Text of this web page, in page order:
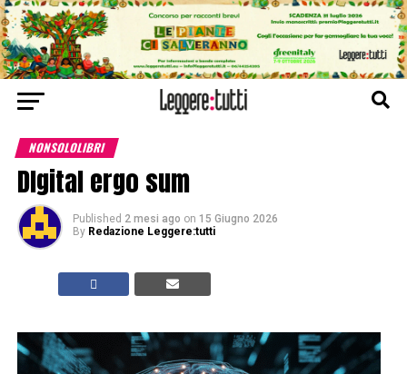
NONSOLOLIBRI
DIgital ergo sum
Published 2 mesi ago on 15 Giugno 2026
By Redazione Leggere:tutti